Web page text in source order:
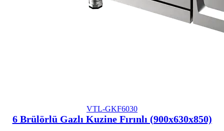
VTL-GKF6030
6 Brülörlü Gazlı Kuzine Fırınlı (900x630x850)